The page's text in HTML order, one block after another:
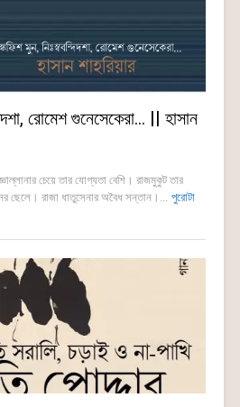
রোমেশ গুনেসেকেরা… || হাসান
চেয়ে তার যোগ্যতা বেশি। রাজমুকুট তার
ছেলে। রাজা ধাতুসেনার অবৈধ সন্তান।... পুরোটা